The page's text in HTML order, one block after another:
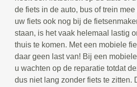
de fiets in de auto, bus of trein
uw fiets ook nog bij de
staan, is het vaak helemaal lastig
thuis te komen. Met een mobiele
daar geen last van! Bij een
u wachten op de reparatie totdat
dus niet lang zonder fiets te zitten.